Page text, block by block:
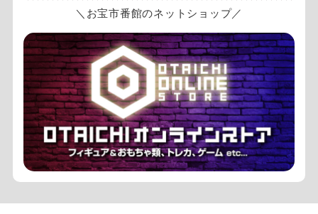
＼お宝市番館のネットショップ／